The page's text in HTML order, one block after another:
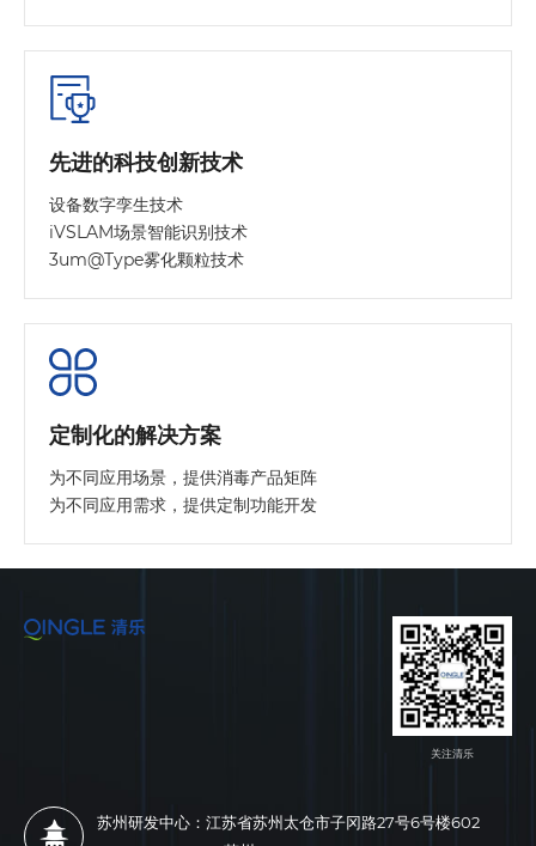
先进的科技创新技术
设备数字孪生技术
iVSLAM场景智能识别技术
3um@Type雾化颗粒技术
定制化的解决方案
为不同应用场景，提供消毒产品矩阵
为不同应用需求，提供定制功能开发
关注清乐
苏州研发中心：江苏省苏州太仓市子冈路27号6号楼602